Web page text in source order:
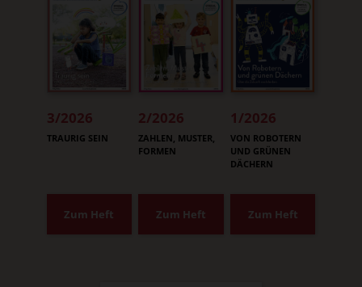
3/2026
:
TRAURIG SEIN
Zum Heft
2/2026
:
ZAHLEN, MUSTER,
FORMEN
Zum Heft
1/2026
:
VON ROBOTERN
UND GRÜNEN
DÄCHERN
Zum Heft